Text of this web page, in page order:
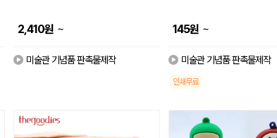
2,410원 ~
미술관 기념품 판촉물제작
145원 ~
미술관 기념품 판촉물제작
인쇄무료